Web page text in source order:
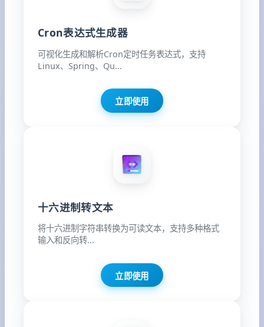
Cron表达式生成器
可视化生成和解析Cron定时任务表达式，支持
Linux、Spring、Qu...
立即使用
十六进制转文本
将十六进制字符串转换为可读文本，支持多种格式
输入和反向转...
立即使用